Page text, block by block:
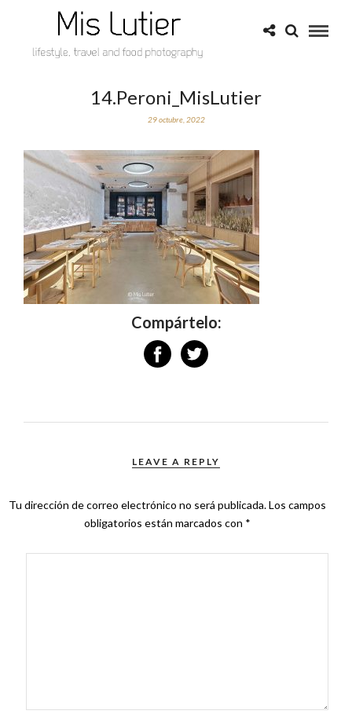
14.Peroni_MisLutier
29 octubre, 2022
Compártelo:
LEAVE A REPLY
Tu dirección de correo electrónico no será publicada.Los campos
obligatorios están marcados con *